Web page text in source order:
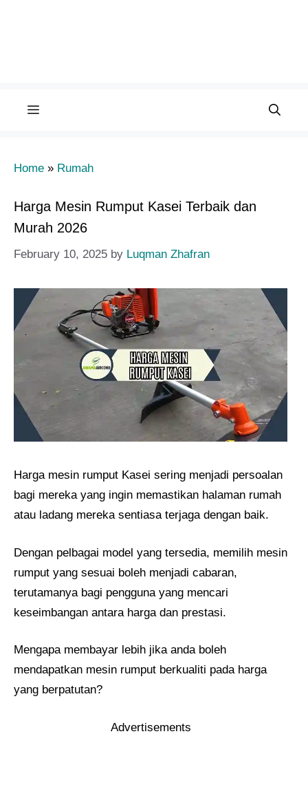
Menu
Home » Rumah
Harga Mesin Rumput Kasei Terbaik dan
Murah 2026
February 10, 2025 by Luqman Zhafran
Harga mesin rumput Kasei sering menjadi persoalan
bagi mereka yang ingin memastikan halaman rumah
atau ladang mereka sentiasa terjaga dengan baik.
Dengan pelbagai model yang tersedia, memilih mesin
rumput yang sesuai boleh menjadi cabaran,
terutamanya bagi pengguna yang mencari
keseimbangan antara harga dan prestasi.
Mengapa membayar lebih jika anda boleh
mendapatkan mesin rumput berkualiti pada harga
yang berpatutan?
Advertisements